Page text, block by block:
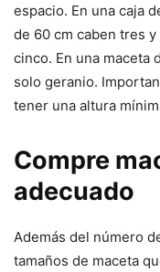
espacio. En una caja
de 60 cm caben tres
cinco. En una maceta
solo geranio.
tener una altura
Compre
adecuado
Además del número
tamaños de maceta